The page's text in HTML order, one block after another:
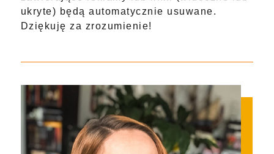
ukryte) będą automatycznie usuwane.
Dziękuję za zrozumienie!